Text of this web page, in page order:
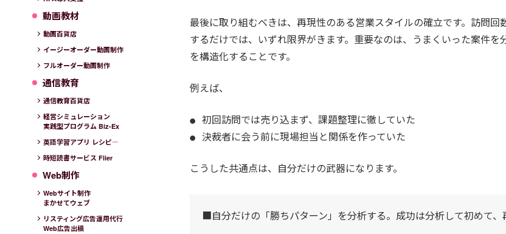
最後に取り組むべきは、再現性のある営業スタイルの確立です。訪問回
するだけでは、いずれ限界がきます。重要なのは、うまくいった案件を
を構造化することです。
例えば、
初回訪問では売り込まず、課題整理に徹していた
決裁者に会う前に現場担当と関係を作っていた
こうした共通点は、自分だけの武器になります。
■自分だけの「勝ちパターン」を分析する。成功は分析して初めて、
動画教材
動画百貨店
イージーオーダー動画制作
フルオーダー動画制作
通信教育
通信教育百貨店
経営シミュレーション
実践型プログラム Biz-Ex
英語学習アプリ レシピ―
時短読書サービス Flier
Web制作
Webサイト制作
まかせてウェブ
リスティング広告運用代行
Web広告出稿